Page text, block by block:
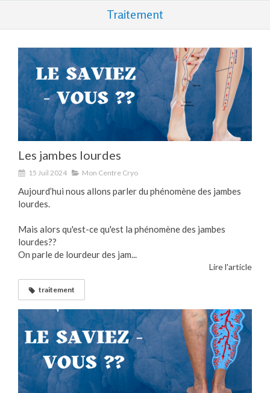
Traitement
Les jambes lourdes
15 Juil 2024 Mon Centre Cryo
Aujourd’hui nous allons parler du phénomène des jambes
lourdes.
Mais alors qu'est-ce qu'est la phénomène des jambes
lourdes??
On parle de lourdeur des jam...
Lire l'article
traitement